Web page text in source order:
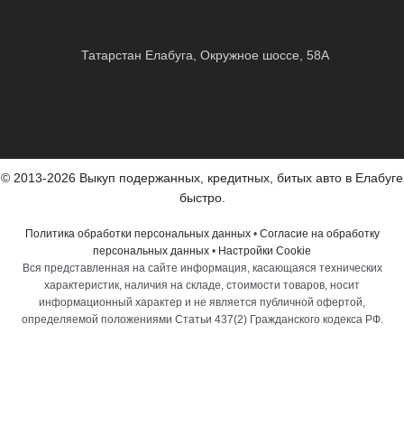
Татарстан Елабуга, Окружное шоссе, 58А
© 2013-2026 Выкуп подержанных, кредитных, битых авто в Елабуге
быстро.
Политика обработки персональных данных• Согласие на обработку
персональных данных • Настройки Cookie
Вся представленная на сайте информация, касающаяся технических
характеристик, наличия на складе, стоимости товаров, носит
информационный характер и не является публичной офертой,
определяемой положениями Статьи 437(2) Гражданского кодекса РФ.